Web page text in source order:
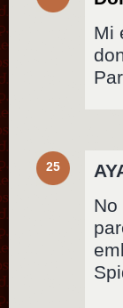
Mi
25
No